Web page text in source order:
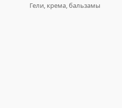
Гели, крема, бальзамы